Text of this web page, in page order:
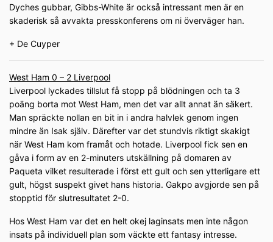
Dyches gubbar, Gibbs-White är också intressant men är en
skaderisk så avvakta presskonferens om ni överväger han.
+ De Cuyper
West Ham 0 – 2 Liverpool
Liverpool lyckades tillslut få stopp på blödningen och ta 3
poäng borta mot West Ham, men det var allt annat än säkert.
Man spräckte nollan en bit in i andra halvlek genom ingen
mindre än Isak själv. Därefter var det stundvis riktigt skakigt
när West Ham kom framåt och hotade. Liverpool fick sen en
gåva i form av en 2-minuters utskällning på domaren av
Paqueta vilket resulterade i först ett gult och sen ytterligare ett
gult, högst suspekt givet hans historia. Gakpo avgjorde sen på
stopptid för slutresultatet 2-0.
Hos West Ham var det en helt okej laginsats men inte någon
insats på individuell plan som väckte ett fantasy intresse.